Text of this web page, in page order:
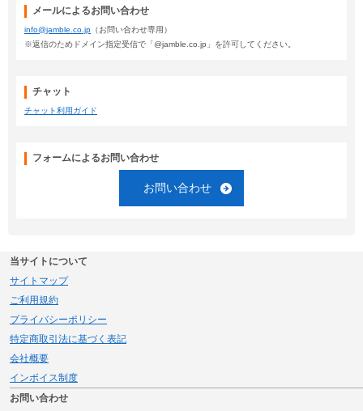
メールによるお問い合わせ
info@jamble.co.jp （お問い合わせ専用）
※返信のためドメイン指定受信で「@jamble.co.jp」を許可してください。
チャット
チャット利用ガイド
フォームによるお問い合わせ
お問い合わせ
当サイトについて
サイトマップ
ご利用規約
プライバシーポリシー
特定商取引法に基づく表記
会社概要
インボイス制度
お問い合わせ